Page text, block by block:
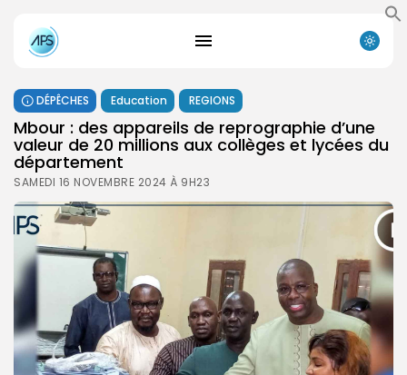
DÉPÊCHES Education REGIONS
Mbour : des appareils de reprographie d’une
valeur de 20 millions aux collèges et lycées du
département
SAMEDI 16 NOVEMBRE 2024 À 9H23